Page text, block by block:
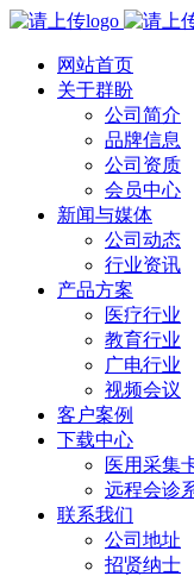
网站首页
关于群盼
公司简介
品牌信息
公司资质
会员中心
新闻与媒体
公司动态
行业资讯
产品方案
医疗行业
教育行业
广电行业
视频会议
客户案例
下载中心
医用采集
远程会诊
联系我们
公司地址
招贤纳士